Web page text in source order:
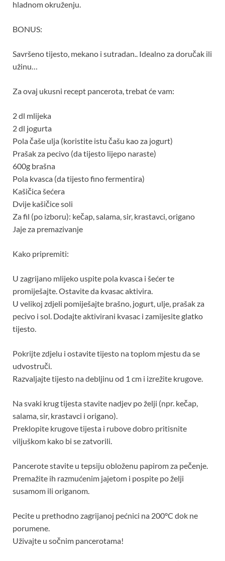
hladnom okruženju.
BONUS:
Savršeno tijesto, mekano i sutradan.. Idealno za doručak ili
užinu…
Za ovaj ukusni recept pancerota, trebat će vam:
2 dl mlijeka
2 dl jogurta
Pola čaše ulja (koristite istu čašu kao za jogurt)
Prašak za pecivo (da tijesto lijepo naraste)
600g brašna
Pola kvasca (da tijesto fino fermentira)
Kašičica šećera
Dvije kašičice soli
Za fil (po izboru): kečap, salama, sir, krastavci, origano
Jaje za premazivanje
Kako pripremiti:
U zagrijano mlijeko uspite pola kvasca i šećer te
promiješajte. Ostavite da kvasac aktivira.
U velikoj zdjeli pomiješajte brašno, jogurt, ulje, prašak za
pecivo i sol. Dodajte aktivirani kvasac i zamijesite glatko
tijesto.
Pokrijte zdjelu i ostavite tijesto na toplom mjestu da se
udvostruči.
Razvaljajte tijesto na debljinu od 1 cm i izrežite krugove.
Na svaki krug tijesta stavite nadjev po želji (npr. kečap,
salama, sir, krastavci i origano).
Preklopite krugove tijesta i rubove dobro pritisnite
viljuškom kako bi se zatvorili.
Pancerote stavite u tepsiju obloženu papirom za pečenje.
Premažite ih razmućenim jajetom i pospite po želji
susamom ili origanom.
Pecite u prethodno zagrijanoj pećnici na 200°C dok ne
porumene.
Uživajte u sočnim pancerotama!